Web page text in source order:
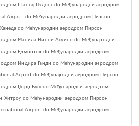
Шангај Пудонг do Међународни аеродром
Airport do Међународни аеродром Пирсон
do Међународни аеродром Пирсон
Манила Нинои Акуино do Међународни
Eдмонтон do Међународни аеродром
Индира Ганди do Међународни аеродром
Airport do Међународни аеродром Пирсон
Џорџ Буш do Међународни аеродром
Хитроу do Међународни аеродром Пирсон
Airport do Међународни аеродром